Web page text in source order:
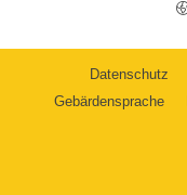
Datenschutz
Gebärdensprache